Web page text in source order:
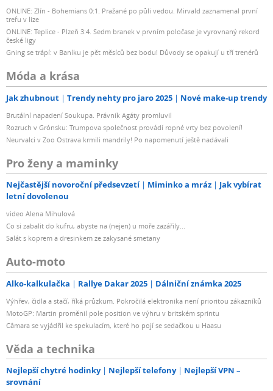
ONLINE: Zlín - Bohemians 0:1. Pražané po půli vedou. Mirvald zaznamenal první
trefu v lize
ONLINE: Teplice - Plzeň 3:4. Sedm branek v prvním poločase je vyrovnaný rekord
české ligy
Gning se trápí: v Baníku je pět měsíců bez bodu! Důvody se opakují u tří trenérů
Móda a krása
Jak zhubnout Trendy nehty pro jaro 2025 Nové make-up trendy
Brutální napadení Soukupa. Právník Agáty promluvil
Rozruch v Grónsku: Trumpova společnost provádí ropné vrty bez povolení!
Neurvalci v Zoo Ostrava krmili mandrily! Po napomenutí ještě nadávali
Pro ženy a maminky
Nejčastější novoroční předsevzetí Miminko a mráz
Jak vybírat
letní dovolenou
video Alena Mihulová
Co si zabalit do kufru, abyste na (nejen) u moře zazářily...
Salát s koprem a dresinkem ze zakysané smetany
Auto-moto
Alko-kalkulačka Rallye Dakar 2025 Dálniční známka 2025
Výhřev, čidla a stačí, říká průzkum. Pokročilá elektronika není prioritou zákazníků
MotoGP: Martin proměnil pole position ve výhru v britském sprintu
Câmara se vyjádřil ke spekulacím, které ho pojí se sedačkou u Haasu
Věda a technika
Nejlepší chytré hodinky Nejlepší telefony
Nejlepší VPN –
srovnání